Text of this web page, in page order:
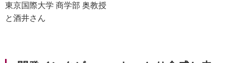
東京国際大学 商学部 奥教授
と酒井さん